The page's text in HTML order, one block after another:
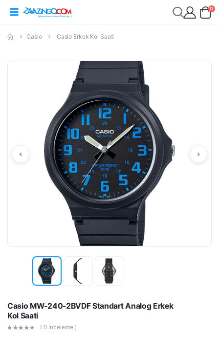
0
Casio Casio Erkek Kol Saati
Casio MW-240-2BVDF Standart Analog Erkek
Kol Saati
( 0 İnceleme )